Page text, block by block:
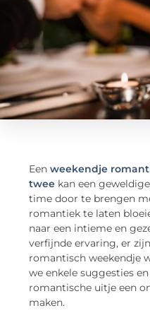
Eenweekendje
twee kan een
time door te brengen
romantiek te laten
naar een intieme en
verfijnde ervaring, er
romantisch weekendje
we enkele suggesties
romantische uitje een
maken.